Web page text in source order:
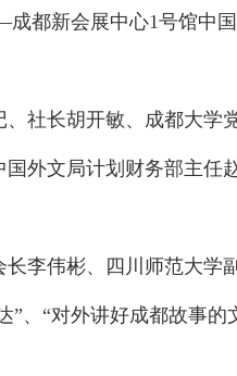
都新会展中心1号馆中
社长胡开敏、成都大学
外文局计划财务部主任
李伟彬、四川师范大学
、“对外讲好成都故事的